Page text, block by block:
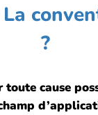
?
cause